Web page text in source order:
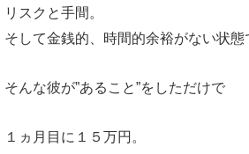
リスクと手間。
そして金銭的、時間的余裕がない状態
そんな彼が”あること”をしただけで
１ヵ月目に１５万円。